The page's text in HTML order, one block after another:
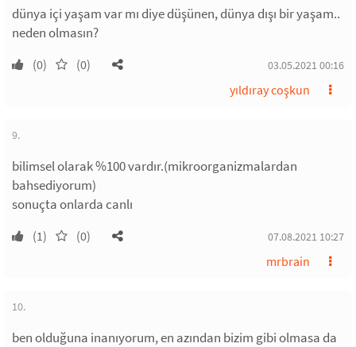
dünya içi yaşam var mı diye düşünen, dünya dışı bir yaşam..
neden olmasın?
(0) (0) 03.05.2021 00:16
yıldıray coşkun
9.
bilimsel olarak %100 vardır.(mikroorganizmalardan
bahsediyorum)
sonuçta onlarda canlı
(1) (0) 07.08.2021 10:27
mrbrain
10.
ben olduğuna inanıyorum, en azından bizim gibi olmasa da